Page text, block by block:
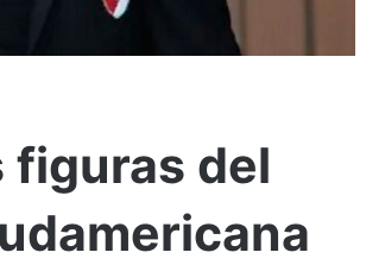
figuras del